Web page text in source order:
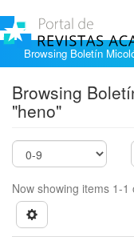
Browsing Boletín
Browsing
"heno"
Now showing items 1-1